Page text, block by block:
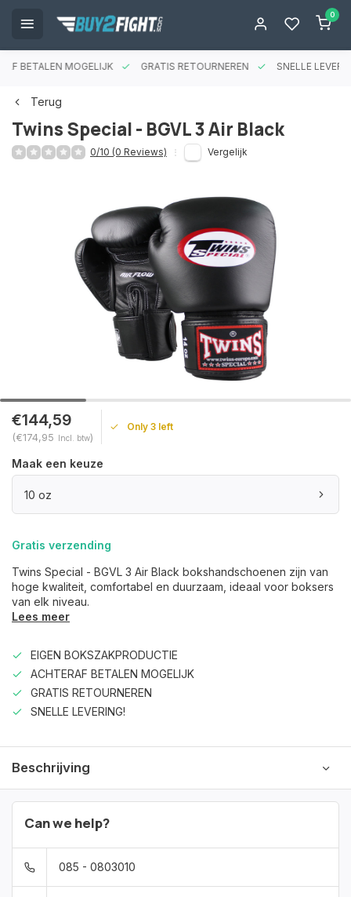
0
BETALEN MOGELIJK GRATIS RETOURNEREN SNELLE
Terug
Twins Special - BGVL 3 Air Black
0/10 (0 Reviews) Vergelijk
€144,59
(€174,95 Incl. btw)
Only 3 left
Maak een keuze
10 oz
Gratis verzending
Twins Special - BGVL 3 Air Black bokshandschoenen zijn van
hoge kwaliteit, comfortabel en duurzaam, ideaal voor boksers
van elk niveau.
Lees meer
EIGEN BOKSZAKPRODUCTIE
ACHTERAF BETALEN MOGELIJK
GRATIS RETOURNEREN
SNELLE LEVERING!
Beschrijving
Can we help?
085 - 0803010